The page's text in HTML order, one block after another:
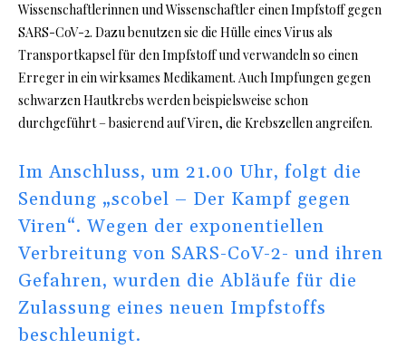
Wissenschaftlerinnen und Wissenschaftler einen Impfstoff gegen
SARS-CoV-2. Dazu benutzen sie die Hülle eines Virus als
Transportkapsel für den Impfstoff und verwandeln so einen
Erreger in ein wirksames Medikament. Auch Impfungen gegen
schwarzen Hautkrebs werden beispielsweise schon
durchgeführt – basierend auf Viren, die Krebszellen angreifen.
Im Anschluss, um 21.00 Uhr, folgt die
Sendung „scobel – Der Kampf gegen
Viren“. Wegen der exponentiellen
Verbreitung von SARS-CoV-2- und ihren
Gefahren, wurden die Abläufe für die
Zulassung eines neuen Impfstoffs
beschleunigt.